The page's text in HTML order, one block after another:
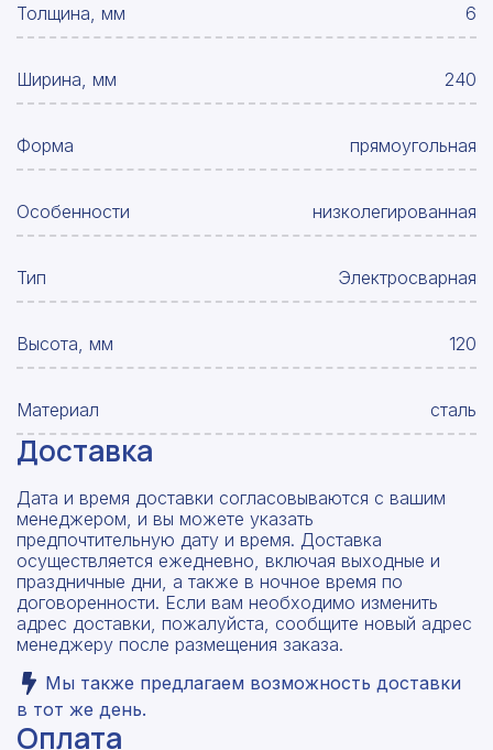
Толщина, мм 6
Ширина, мм 240
Форма прямоугольная
Особенности низколегированная
Тип Электросварная
Высота, мм 120
Материал сталь
Доставка
Дата и время доставки согласовываются с вашим
менеджером, и вы можете указать
предпочтительную дату и время. Доставка
осуществляется ежедневно, включая выходные и
праздничные дни, а также в ночное время по
договоренности. Если вам необходимо изменить
адрес доставки, пожалуйста, сообщите новый адрес
менеджеру после размещения заказа.
Мы также предлагаем возможность доставки
в тот же день.
Оплата